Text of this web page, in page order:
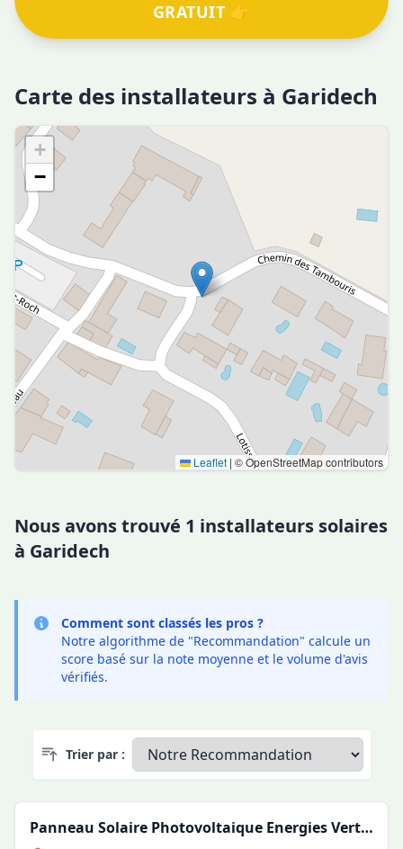
GRATUIT 👉
Carte des installateurs à Garidech
+
−
Leaflet | © OpenStreetMap contributors
Nous avons trouvé 1 installateurs solaires
à Garidech
Comment sont classés les pros ?
Notre algorithme de "Recommandation" calcule un
score basé sur la note moyenne et le volume d'avis
vérifiés.
Trier par :
Panneau Solaire Photovoltaique Energies Vertes Occitanie